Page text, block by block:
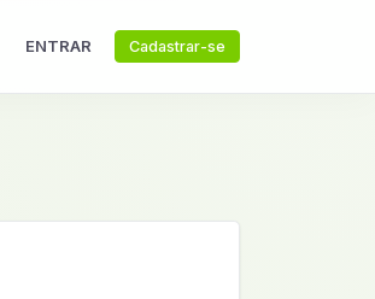
ENTRAR Cadastrar-se